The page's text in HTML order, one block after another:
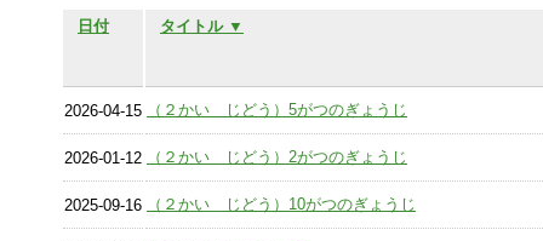
日付 タイトル ▼
2026-04-15 （２かい じどう）5がつのぎょうじ
2026-01-12 （２かい じどう）2がつのぎょうじ
2025-09-16 （２かい じどう）10がつのぎょうじ